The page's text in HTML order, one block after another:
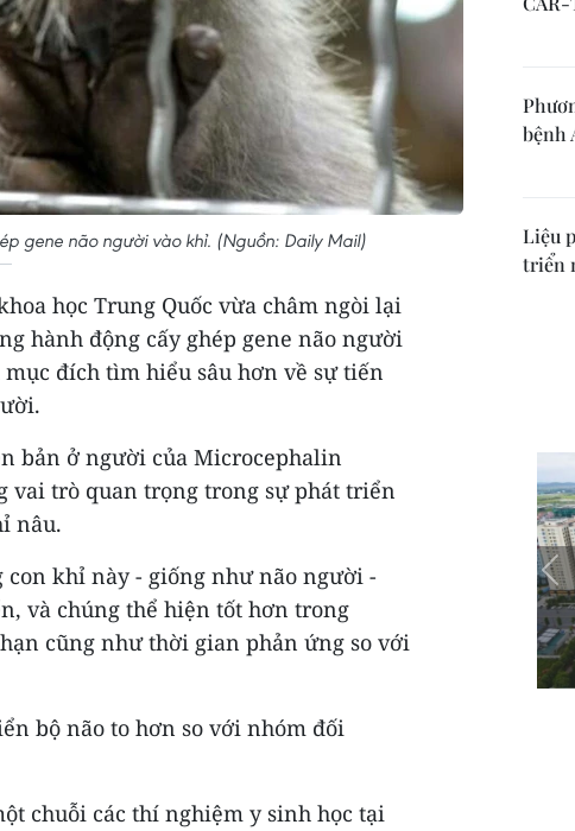
gene não người vào khỉ. (Nguồn: Daily Mail)
học Trung Quốc vừa châm ngòi lại
hành động cấy ghép gene não người
đích tìm hiểu sâu hơn về sự tiến
bản ở người của Microcephalin
vai trò quan trọng trong sự phát triển
nâu.
khỉ này - giống như não người -
và chúng thể hiện tốt hơn trong
cũng như thời gian phản ứng so với
bộ não to hơn so với nhóm đối
chuỗi các thí nghiệm y sinh học tại
bệnh
Liệu
triển